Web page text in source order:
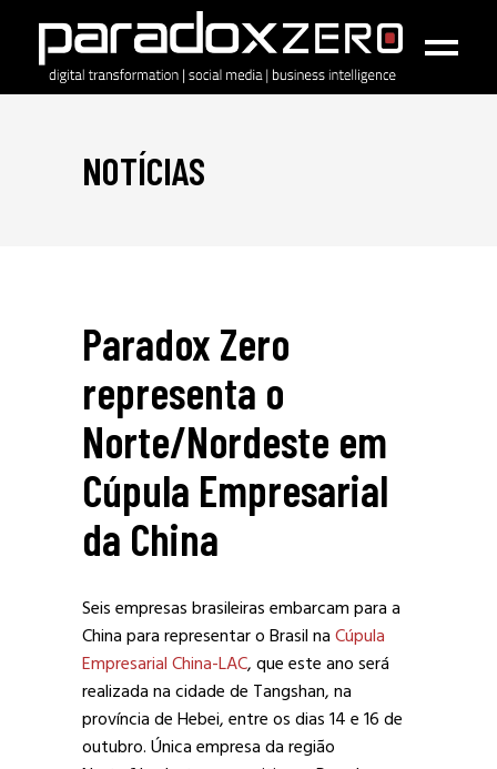
NOTÍCIAS
Paradox Zero
representa o
Norte/Nordeste em
Cúpula Empresarial
da China
Seis empresas brasileiras embarcam para a
China para representar o Brasil naCúpula
Empresarial China-LAC, que este ano será
realizada na cidade de Tangshan, na
província de Hebei, entre os dias 14 e 16 de
outubro. Única empresa da região